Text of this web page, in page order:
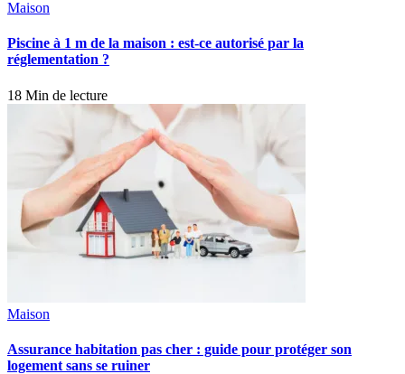
Maison
Piscine à 1 m de la maison : est-ce autorisé par la
réglementation ?
18 Min de lecture
Maison
Assurance habitation pas cher : guide pour protéger son
logement sans se ruiner